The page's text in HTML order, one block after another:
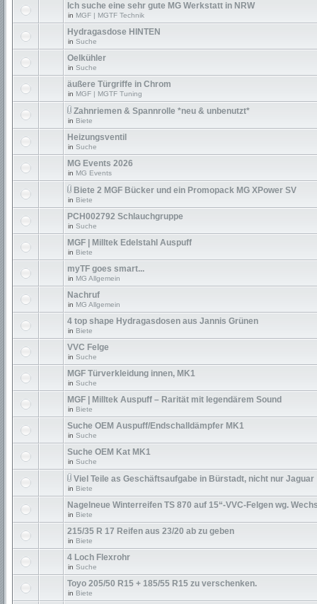
Ich suche eine sehr gute MG Werkstatt in NRW
in MGF | MGTF Technik
Hydragasdose HINTEN
in Suche
Oelkühler
in Suche
äußere Türgriffe in Chrom
in MGF | MGTF Tuning
Zahnriemen & Spannrolle *neu & unbenutzt*
in Biete
Heizungsventil
in Suche
MG Events 2026
in MG Events
Biete 2 MGF Bücker und ein Promopack MG XPower SV
in Biete
PCH002792 Schlauchgruppe
in Suche
MGF | Milltek Edelstahl Auspuff
in Biete
myTF goes smart...
in MG Allgemein
Nachruf
in MG Allgemein
4 top shape Hydragasdosen aus Jannis Grünen
in Biete
VVC Felge
in Suche
MGF Türverkleidung innen, MK1
in Suche
MGF | Milltek Auspuff – Rarität mit legendärem Sound
in Biete
Suche OEM Auspuff/Endschalldämpfer MK1
in Suche
Suche OEM Kat MK1
in Suche
Viel Teile as Geschäftsaufgabe in Bürstadt, nicht nur Jaguar
in Biete
Nagelneue Winterreifen TS 870 auf 15“-VVC-Felgen wg.
in Biete
215/35 R 17 Reifen aus 23/20 ab zu geben
in Biete
4 Loch Flexrohr
in Suche
Toyo 205/50 R15 + 185/55 R15 zu verschenken.
in Biete